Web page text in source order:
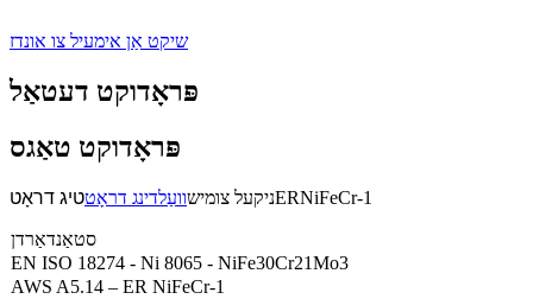
שיקט אַן אימעיל צו אונדז
פּראָדוקט דעטאַל
פּראָדוקט טאַגס
ניקעל צומישוועַלדינג דראָטטיג דראָט ERNiFeCr-1
סטאַנדאַרדן
EN ISO 18274 - Ni 8065 - NiFe30Cr21Mo3
AWS A5.14 – ER NiFeCr-1